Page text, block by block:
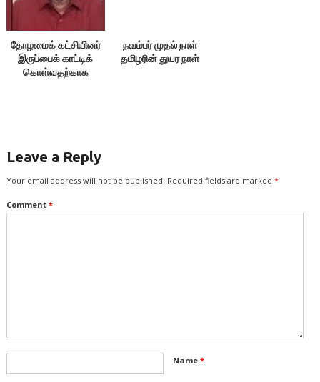
தோழமைக் கட்சியினர்
இருப்பைக் காட்டிக்
கொள்வதற்காக
நவம்பர் முதல் நாள்
தமிழரின் துயர நாள்
Leave a Reply
Your email address will not be published. Required fields are marked *
Comment *
Name *